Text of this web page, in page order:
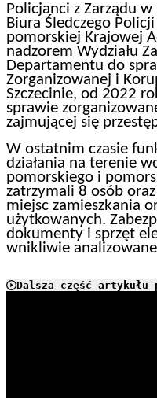
Policjanci z Zarządu
Biura Śledczego
pomorskiej Krajowej
nadzorem Wydziału
Departamentu do
Zorganizowanej i
Szczecinie, od 2022
sprawie
zajmującej się
W ostatnim czasie
działania na terenie
pomorskiego i
zatrzymali 8 osób
miejsc zamieszkania
użytkowanych.
dokumenty i sprzęt
wnikliwie
Dalsza część artykułu